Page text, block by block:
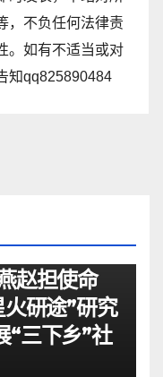
，不负任何法律责
。如有不适当或对
知qq825890484
赵担使命
研途”研究
“三下乡”社